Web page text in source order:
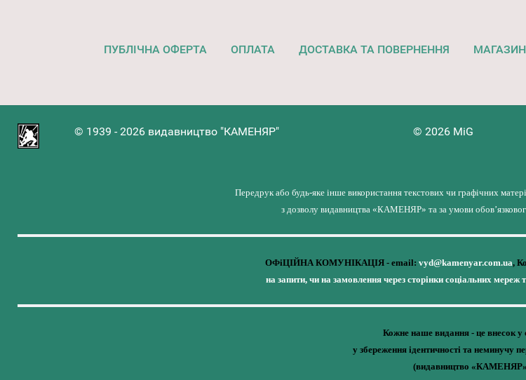
ПУБЛІЧНА ОФЕРТА ОПЛАТА ДОСТАВКА ТА ПОВЕРНЕННЯ МАГАЗИН
© 1939 - 2026 видавництво "КАМЕНЯР" © 2026 MiG
Передрук або будь-яке інше використання текстових чи графічних
з дозволу видавництва «КАМЕНЯР» та за умови
ОФіЦІЙНА КОМУНІКАЦІЯ - email: vyd@kamenyar.com.ua,
на запити, чи на замовлення через сторінки соціальних мереж
Кожне наше видання - це внесок у
у збереження ідентичності та неминучу
(видавництво